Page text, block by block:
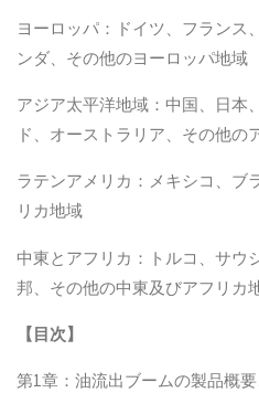
ヨーロッパ：ドイツ、フランス
ンダ、その他のヨーロッパ地域
アジア太平洋地域：中国、日本
ド、オーストラリア、その他の
ラテンアメリカ：メキシコ、ブ
リカ地域
中東とアフリカ：トルコ、サウ
邦、その他の中東及びアフリカ
【目次】
第1章：油流出ブームの製品概